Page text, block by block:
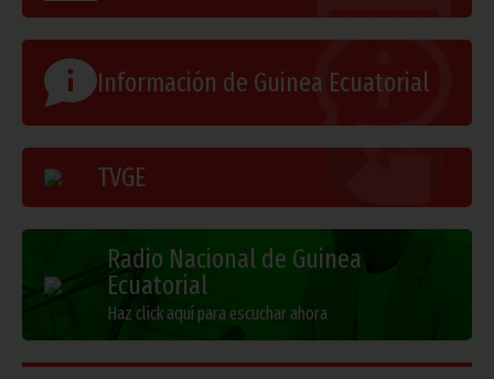
Información de Guinea Ecuatorial
TVGE
Radio Nacional de Guinea
Ecuatorial
Haz click aquí para escuchar ahora